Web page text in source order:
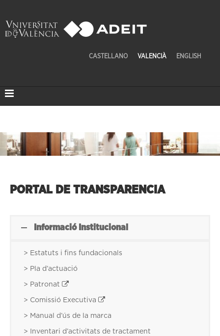
CASTELLANO VALENCIÀ ENGLISH
PORTAL DE TRANSPARENCIA
Informació Institucional
> Estatuts i fins fundacionals
> Pla d’actuació
> Patronat
> Comissió Executiva
> Manual d’ús de la marca
> Inventari d’activitats de tractament